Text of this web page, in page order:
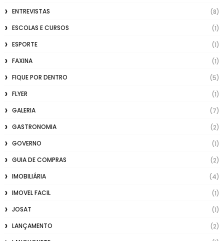
ENTREVISTAS
(8)
ESCOLAS E CURSOS
(1)
ESPORTE
(1)
FAXINA
(1)
FIQUE POR DENTRO
(5)
FLYER
(1)
GALERIA
(7)
GASTRONOMIA
(2)
GOVERNO
(1)
GUIA DE COMPRAS
(2)
IMOBILIÁRIA
(4)
IMOVEL FACIL
(1)
JOSAT
(1)
LANÇAMENTO
(2)